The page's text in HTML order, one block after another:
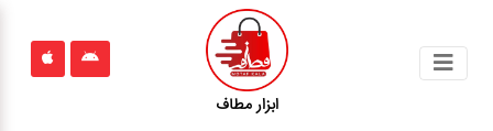
ابزار مطاف